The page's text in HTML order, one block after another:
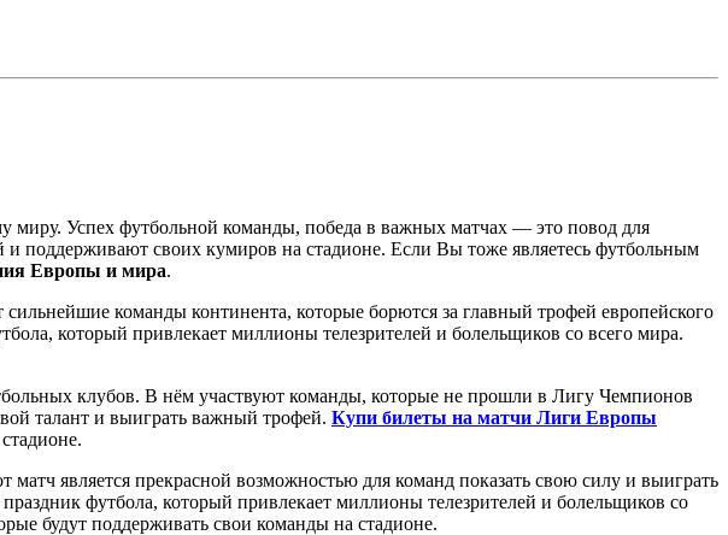
миру. Успех футбольной команды, победа в важных матчах — это повод для
и поддерживают своих кумиров на стадионе. Если Вы тоже являетесь футбольным
Европы и мира.
команды континента, которые борются за главный трофей европейского
который привлекает миллионы телезрителей и болельщиков со всего мира.
клубов. В нём участвуют команды, которые не прошли в Лигу Чемпионов
талант и выиграть важный трофей. Купи билеты на матчи Лиги Европы
является прекрасной возможностью для команд показать свою силу и выиграть
футбола, который привлекает миллионы телезрителей и болельщиков со
будут поддерживать свои команды на стадионе.